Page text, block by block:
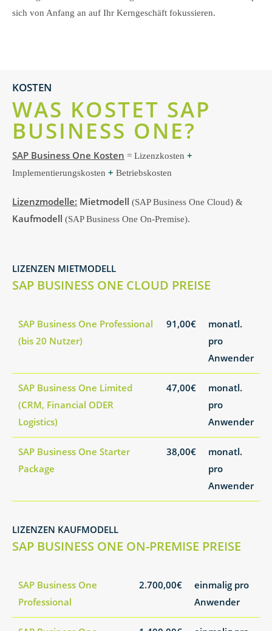
sich von Anfang an auf Ihr Kerngeschäft fokussieren.
KOSTEN
WAS KOSTET SAP
BUSINESS ONE?
SAP Business One Kosten = Lizenzkosten +
Implementierungskosten + Betriebskosten
Lizenzmodelle: Mietmodell (SAP Business One Cloud) &
Kaufmodell (SAP Business One On-Premise).
LIZENZEN MIETMODELL
SAP BUSINESS ONE CLOUD PREISE
SAP Business One Professional
(bis 20 Nutzer)
91,00€
monatl.
pro
Anwender
SAP Business One Limited
(CRM, Financial ODER
Logistics)
47,00€
monatl.
pro
Anwender
SAP Business One Starter
Package
38,00€
monatl.
pro
Anwender
LIZENZEN KAUFMODELL
SAP BUSINESS ONE ON-PREMISE PREISE
SAP Business One
Professional
2.700,00€
einmalig pro
Anwender